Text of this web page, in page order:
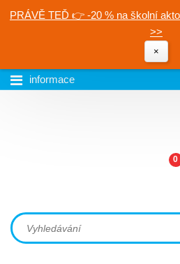
PRÁVĚ TEĎ 👉 -20 % na školní
>>
×
informace
0